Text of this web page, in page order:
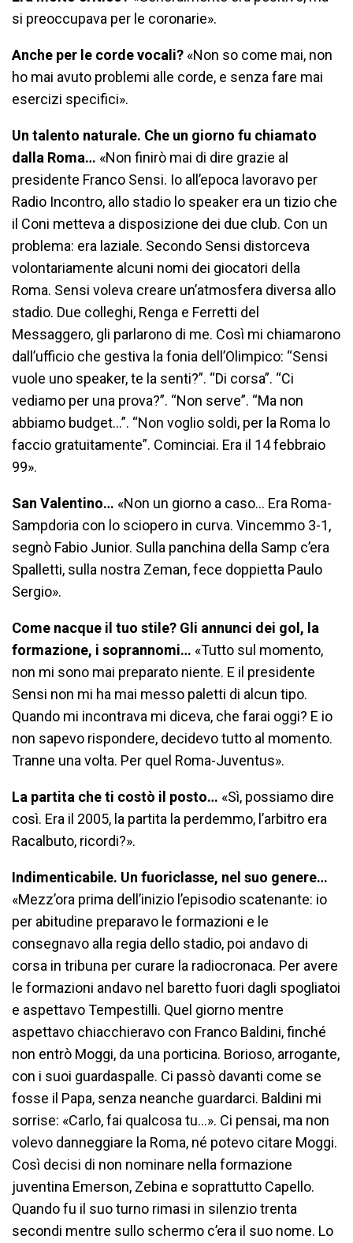
si preoccupava per le coronarie».
Anche per le corde vocali? «Non so come mai, non
ho mai avuto problemi alle corde, e senza fare mai
esercizi specifici».
Un talento naturale. Che un giorno fu chiamato
dalla Roma… «Non finirò mai di dire grazie al
presidente Franco Sensi. Io all’epoca lavoravo per
Radio Incontro, allo stadio lo speaker era un tizio che
il Coni metteva a disposizione dei due club. Con un
problema: era laziale. Secondo Sensi distorceva
volontariamente alcuni nomi dei giocatori della
Roma. Sensi voleva creare un’atmosfera diversa allo
stadio. Due colleghi, Renga e Ferretti del
Messaggero, gli parlarono di me. Così mi chiamarono
dall’ufficio che gestiva la fonia dell’Olimpico: “Sensi
vuole uno speaker, te la senti?”. “Di corsa”. “Ci
vediamo per una prova?”. “Non serve”. “Ma non
abbiamo budget…”. “Non voglio soldi, per la Roma lo
faccio gratuitamente”. Cominciai. Era il 14 febbraio
99».
San Valentino… «Non un giorno a caso… Era Roma-
Sampdoria con lo sciopero in curva. Vincemmo 3-1,
segnò Fabio Junior. Sulla panchina della Samp c’era
Spalletti, sulla nostra Zeman, fece doppietta Paulo
Sergio».
Come nacque il tuo stile? Gli annunci dei gol, la
formazione, i soprannomi… «Tutto sul momento,
non mi sono mai preparato niente. E il presidente
Sensi non mi ha mai messo paletti di alcun tipo.
Quando mi incontrava mi diceva, che farai oggi? E io
non sapevo rispondere, decidevo tutto al momento.
Tranne una volta. Per quel Roma-Juventus».
La partita che ti costò il posto… «Sì, possiamo dire
così. Era il 2005, la partita la perdemmo, l’arbitro era
Racalbuto, ricordi?».
Indimenticabile. Un fuoriclasse, nel suo genere…
«Mezz’ora prima dell’inizio l’episodio scatenante: io
per abitudine preparavo le formazioni e le
consegnavo alla regia dello stadio, poi andavo di
corsa in tribuna per curare la radiocronaca. Per avere
le formazioni andavo nel baretto fuori dagli spogliatoi
e aspettavo Tempestilli. Quel giorno mentre
aspettavo chiacchieravo con Franco Baldini, finché
non entrò Moggi, da una porticina. Borioso, arrogante,
con i suoi guardaspalle. Ci passò davanti come se
fosse il Papa, senza neanche guardarci. Baldini mi
sorrise: «Carlo, fai qualcosa tu…». Ci pensai, ma non
volevo danneggiare la Roma, né potevo citare Moggi.
Così decisi di non nominare nella formazione
juventina Emerson, Zebina e soprattutto Capello.
Quando fu il suo turno rimasi in silenzio trenta
secondi mentre sullo schermo c’era il suo nome. Lo